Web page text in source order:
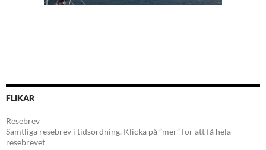
FLIKAR
Resebrev
Samtliga resebrev i tidsordning. Klicka på ”mer” för att få hela
resebrevet